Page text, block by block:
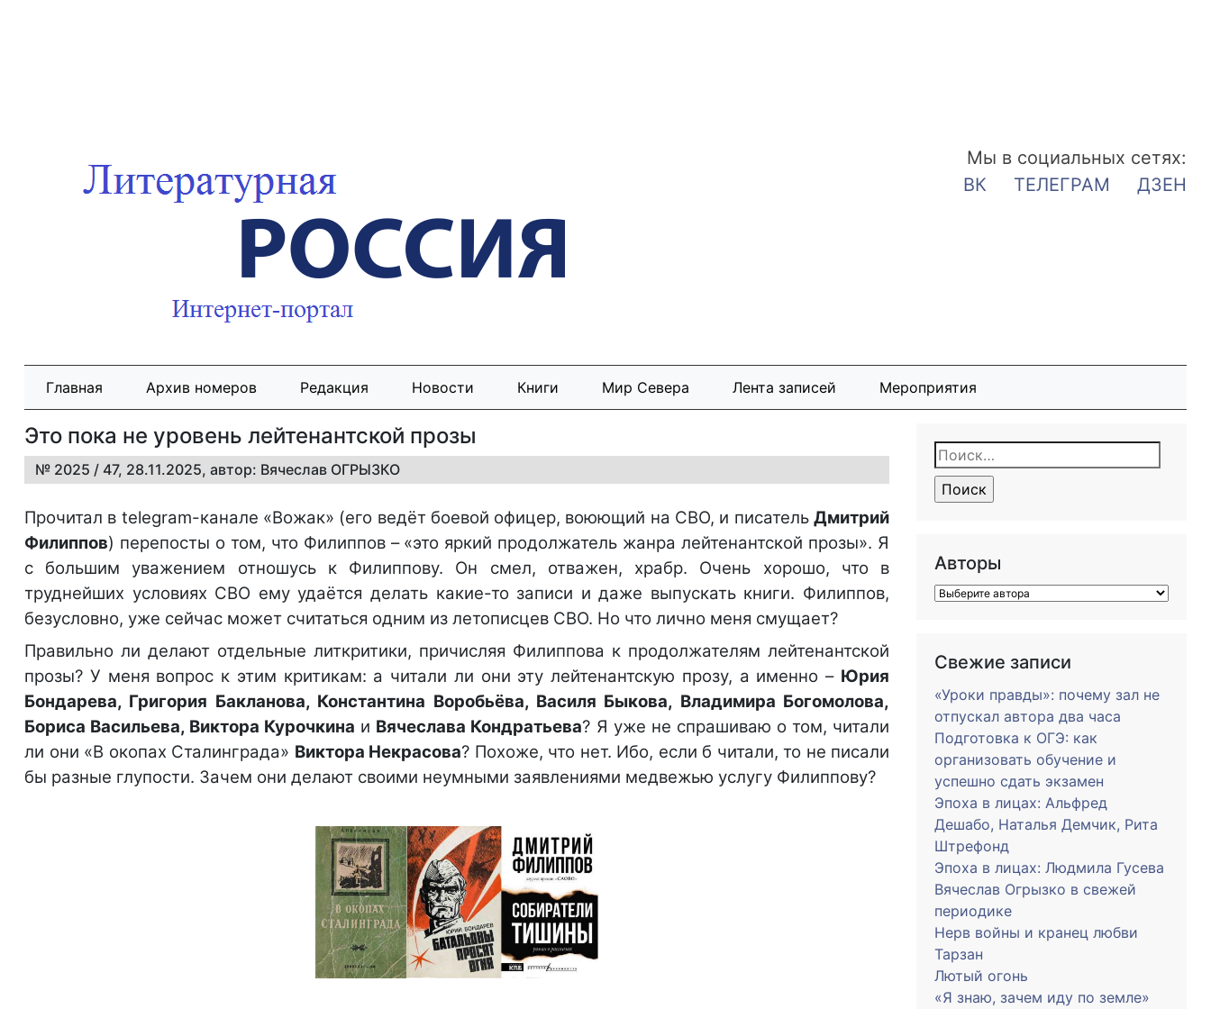
Мы в социальных сетях:
ВК
ТЕЛЕГРАМ ДЗЕН
Главная Архив номеров Редакция Новости Книги Мир Севера Лента записей Мероприятия
Это пока не уровень лейтенантской прозы
№ 2025 / 47, 28.11.2025, автор: Вячеслав ОГРЫЗКО
Прочитал в telegram-канале «Вожак» (его ведёт боевой офицер, воюющий на СВО, и писатель Дмитрий
Филиппов) перепосты о том, что Филиппов – «это яркий продолжатель жанра лейтенантской прозы». Я
с большим уважением отношусь к Филиппову. Он смел, отважен, храбр. Очень хорошо, что в
труднейших условиях СВО ему удаётся делать какие-то записи и даже выпускать книги. Филиппов,
безусловно, уже сейчас может считаться одним из летописцев СВО. Но что лично меня смущает?
Правильно ли делают отдельные литкритики, причисляя Филиппова к продолжателям лейтенантской
прозы? У меня вопрос к этим критикам: а читали ли они эту лейтенантскую прозу, а именно – Юрия
Бондарева, Григория Бакланова, Константина Воробьёва, Василя Быкова, Владимира Богомолова,
Бориса Васильева, Виктора Курочкина и Вячеслава Кондратьева? Я уже не спрашиваю о том, читали
ли они «В окопах Сталинграда» Виктора Некрасова? Похоже, что нет. Ибо, если б читали, то не писали
бы разные глупости. Зачем они делают своими неумными заявлениями медвежью услугу Филиппову?
Найти:
Авторы
Свежие записи
«Уроки правды»: почему зал не
отпускал автора два часа
Подготовка к ОГЭ: как
организовать обучение и
успешно сдать экзамен
Эпоха в лицах: Альфред
Дешабо, Наталья Демчик, Рита
Штрефонд
Эпоха в лицах: Людмила Гусева
Вячеслав Огрызко в свежей
периодике
Нерв войны и кранец любви
Тарзан
Лютый огонь
«Я знаю, зачем иду по земле»